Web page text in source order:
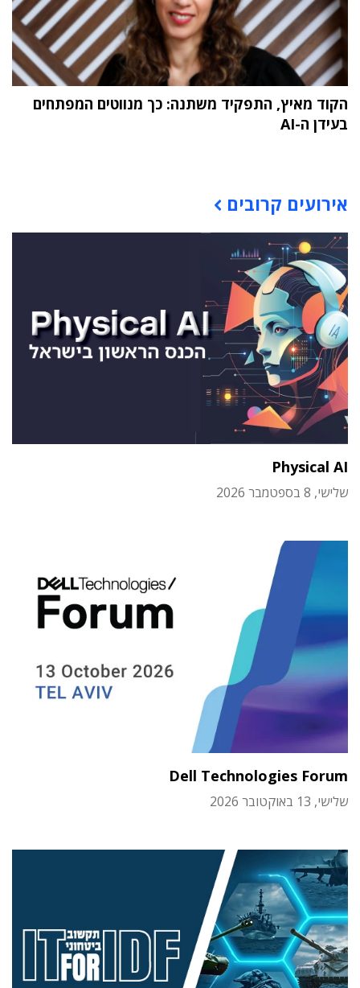
הקוד מאיץ, התפקיד משתנה: כך מנווטים המפתחים
בעידן ה-AI
אירועים קרובים
Physical AI
שלישי, 8 בספטמבר 2026
Dell Technologies Forum
שלישי, 13 באוקטובר 2026